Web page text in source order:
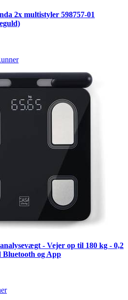
2x multistyler 598757-01
- Vejer op til 180 kg - 0,2
Bluetooth og App